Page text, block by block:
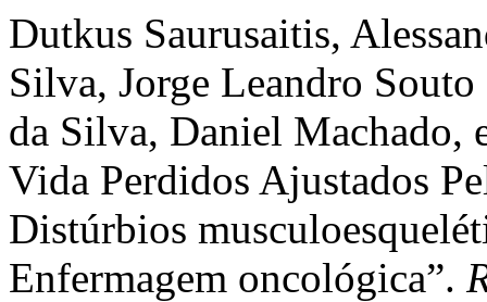
Dutkus Saurusaitis,
Silva, Jorge Leandro
da Silva, Daniel Machado,
Vida Perdidos Ajustados
Distúrbios
Enfermagem oncológica”.